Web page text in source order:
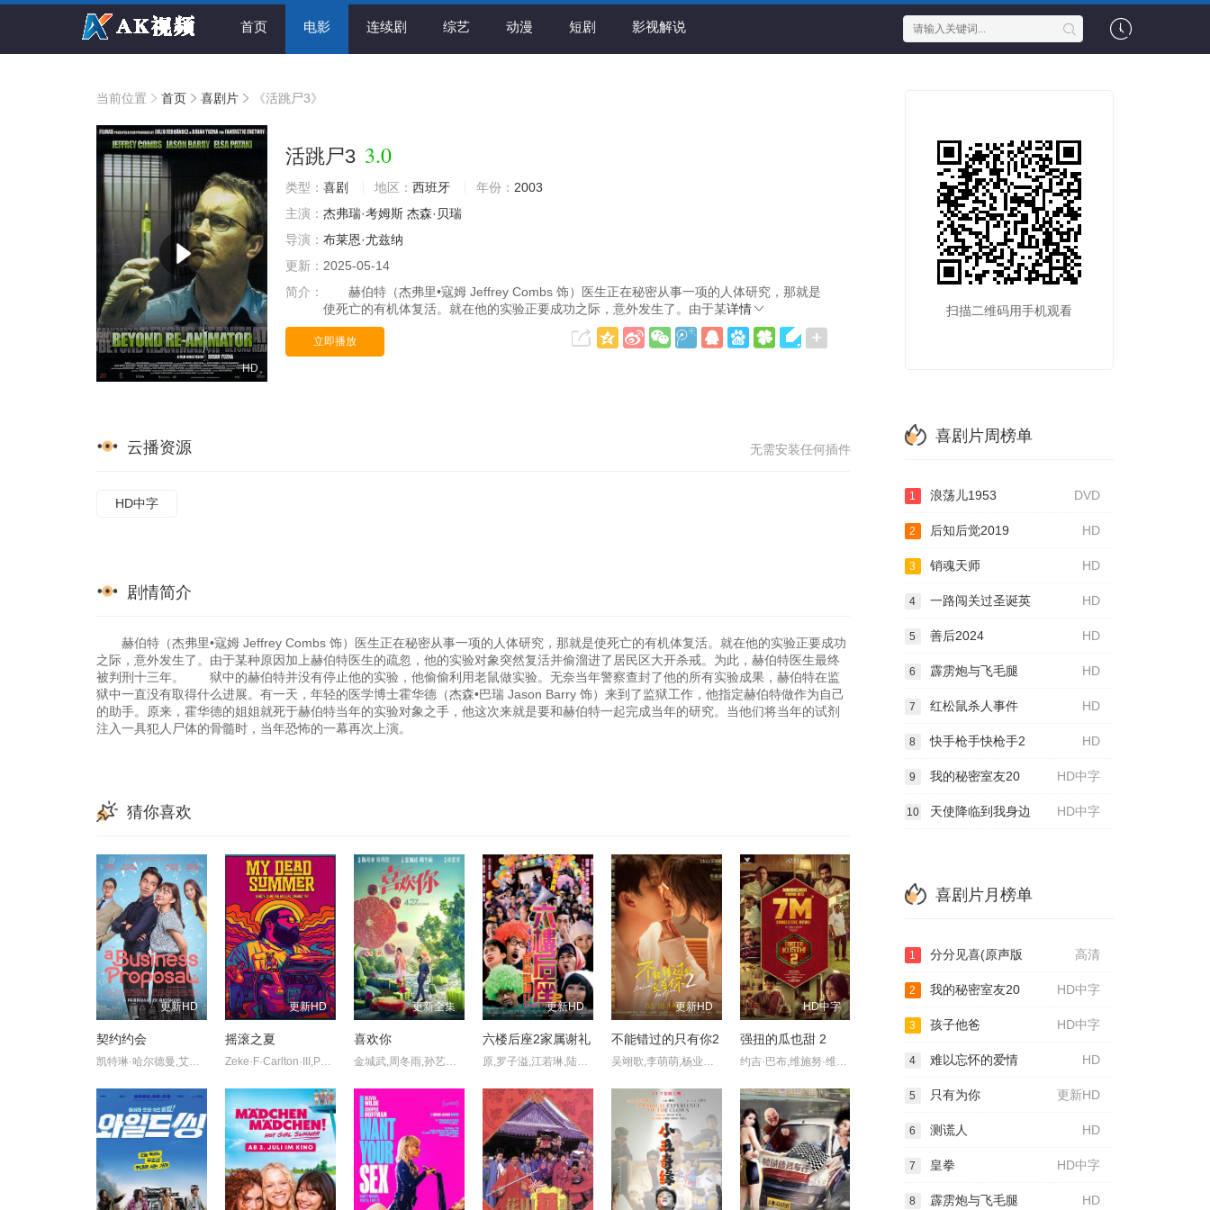
首页 电影 连续剧 综艺 动漫 短剧 影视解说
当前位置 首页 喜剧片 《活跳尸3》
HD
活跳尸3 3.0
类型： 喜剧 地区： 西班牙 年份： 2003
主演： 杰弗瑞·考姆斯 杰森·贝瑞
导演： 布莱恩·尤兹纳
更新： 2025-05-14
简介：
赫伯特（杰弗里•寇姆 Jeffrey Combs 饰）医生正在秘密从事一项的人体研究，那就是
使死亡的有机体复活。就在他的实验正要成功之际，意外发生了。由于某详情
立即播放
无需安装任何插件
云播资源
HD中字
剧情简介
赫伯特（杰弗里•寇姆 Jeffrey Combs 饰）医生正在秘密从事一项的人体研究，那就是使死亡的有机体复活。就在他的实验正要成功
之际，意外发生了。由于某种原因加上赫伯特医生的疏忽，他的实验对象突然复活并偷溜进了居民区大开杀戒。为此，赫伯特医生最终
被判刑十三年。 狱中的赫伯特并没有停止他的实验，他偷偷利用老鼠做实验。无奈当年警察查封了他的所有实验成果，赫伯特在监
狱中一直没有取得什么进展。有一天，年轻的医学博士霍华德（杰森•巴瑞 Jason Barry 饰）来到了监狱工作，他指定赫伯特做作为自己
的助手。原来，霍华德的姐姐就死于赫伯特当年的实验对象之手，他这次来就是要和赫伯特一起完成当年的研究。当他们将当年的试剂
注入一具犯人尸体的骨髓时，当年恐怖的一幕再次上演。
猜你喜欢
更新HD
契约约会
凯特琳·哈尔德曼,艾丽尔·塔图姆,Abidzar·Al·Ghifari
更新HD
摇滚之夏
Zeke·F·Carlton·III,Paul·Stenerson,Ashlee·Buchanan
更新全集
喜欢你
金城武,周冬雨,孙艺洲,奚梦瑶,杨祐宁,张国柱,高晓松,林志玲,赵英俊,权桐
更新HD
六楼后座2家属谢礼
原,罗子溢,江若琳,陆永,郑诗君,曾志伟,林嘉欣,卢巧音,周俊伟
更新HD
不能错过的只有你2
吴翊歌,李萌萌,杨业明,刘流,陶红,赵熙玥,黄品沅,赵晋,田东霖,赵汉军,王彩平
HD中字
强扭的瓜也甜 2
约吉·巴布,维施努·维绍尔,拉姆亚·克里希南,艾西瓦娅·莱克希米,Karunas,Sreeja·Ravi
扫描二维码用手机观看
喜剧片周榜单
DVD
1 浪荡儿1953
HD
2 后知后觉2019
HD
3 销魂天师
HD
4 一路闯关过圣诞英
HD
5 善后2024
HD
6 霹雳炮与飞毛腿
HD
7 红松鼠杀人事件
HD
8 快手枪手快枪手2
HD中字
9 我的秘密室友20
HD中字
10 天使降临到我身边
喜剧片月榜单
高清
1 分分见喜(原声版
HD中字
2 我的秘密室友20
HD中字
3 孩子他爸
HD
4 难以忘怀的爱情
更新HD
5 只有为你
HD
6 测谎人
HD中字
7 皇拳
HD
8 霹雳炮与飞毛腿